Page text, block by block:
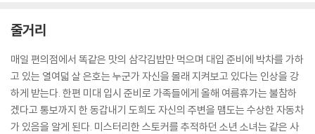
줄거리
매일 편의점에서 똑같은 맛의 삼각김밥만 먹으며 대입 준비에 박차를 가하
고 있는 열여덟 살 은호는 누군가 자신을 몰래 지켜보고 있다는 인상을 강
하게 받는다. 한편 미대 입시 준비로 가족들에게 올해 여름휴가는 불참하
겠다고 통보까지 한 동갑내기 도희도 자신의 주변을 맴도는 수상한 자동차
가 있음을 알게 된다. 미스터리한 스토커를 추적하던 소년 소녀는 같은 사